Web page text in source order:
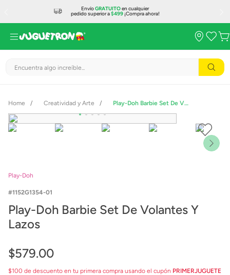
EnvíoGRATUITOen cualquier
pedido superior a$499¡Compra ahora!
Encuentra algo increíble...
Creatividad y Arte Play-Doh Barbie Set De Volantes Y Lazos
Play-Doh
1152G1354-01
Play-Doh Barbie Set De Volantes Y
Lazos
$579.00
$100 de descuento en tu primera compra usando el cupón PRIMERJUGUETE